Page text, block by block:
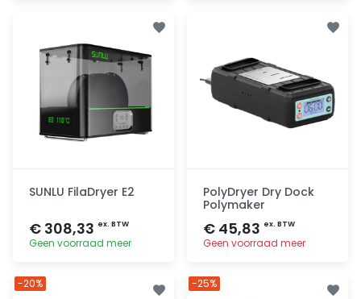
SUNLU FilaDryer E2
€ 308,33 ex. BTW
Geen voorraad meer
PolyDryer Dry Dock
Polymaker
€ 45,83 ex. BTW
Geen voorraad meer
-20% -25%